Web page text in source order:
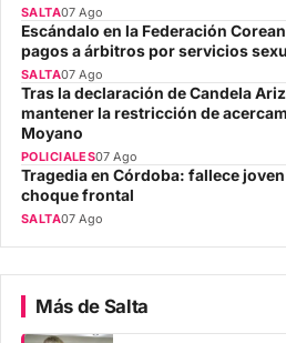
SALTA07 Ago
Escándalo en la Federación
pagos a árbitros por servicios
SALTA07 Ago
Tras la declaración de Candela
mantener la restricción de
Moyano
POLICIALES07 Ago
Tragedia en Córdoba: fallece
choque frontal
SALTA07 Ago
Más de Salta